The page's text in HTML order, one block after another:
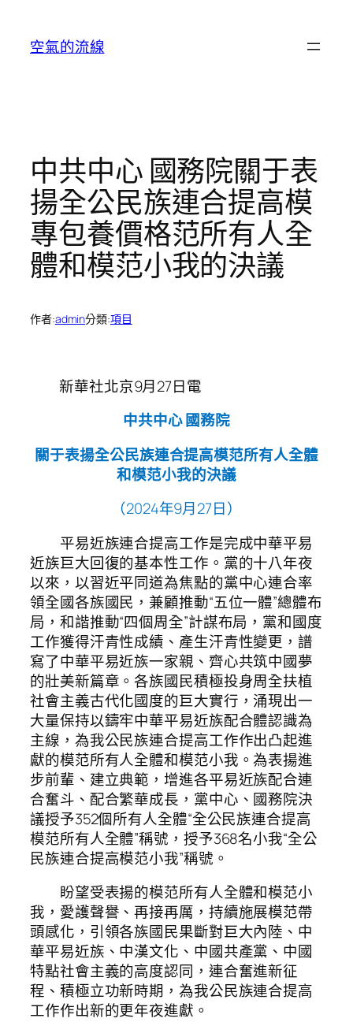
空氣的流線
中共中心 國務院關于表
揚全公民族連合提高模
專包養價格范所有人全
體和模范小我的決議
作者:admin分類:項目
新華社北京9月27日電
中共中心 國務院
關于表揚全公民族連合提高模范所有人全體
和模范小我的決議
（2024年9月27日）
平易近族連合提高工作是完成中華平易
近族巨大回復的基本性工作。黨的十八年夜
以來，以習近平同道為焦點的黨中心連合率
領全國各族國民，兼顧推動“五位一體”總體布
局，和諧推動“四個周全”計謀布局，黨和國度
工作獲得汗青性成績、產生汗青性變更，譜
寫了中華平易近族一家親、齊心共筑中國夢
的壯美新篇章。各族國民積極投身周全扶植
社會主義古代化國度的巨大實行，涌現出一
大量保持以鑄牢中華平易近族配合體認識為
主線，為我公民族連合提高工作作出凸起進
獻的模范所有人全體和模范小我。為表揚進
步前輩、建立典範，增進各平易近族配合連
合奮斗、配合繁華成長，黨中心、國務院決
議授予352個所有人全體“全公民族連合提高
模范所有人全體”稱號，授予368名小我“全公
民族連合提高模范小我”稱號。
盼望受表揚的模范所有人全體和模范小
我，愛護聲譽、再接再厲，持續施展模范帶
頭感化，引領各族國民果斷對巨大內陸、中
華平易近族、中漢文化、中國共產黨、中國
特點社會主義的高度認同，連合奮進新征
程、積極立功新時期，為我公民族連合提高
工作作出新的更年夜進獻。